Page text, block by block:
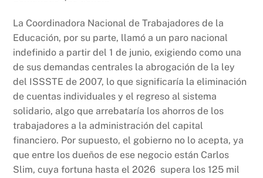
La Coordinadora Nacional de Trabajadores de la
Educación, por su parte, llamó a un paro nacional
indefinido a partir del 1 de junio, exigiendo como una
de sus demandas centrales la abrogación de la ley
del ISSSTE de 2007, lo que significaría la eliminación
de cuentas individuales y el regreso al sistema
solidario, algo que arrebataría los ahorros de los
trabajadores a la administración del capital
financiero. Por supuesto, el gobierno no lo acepta, ya
que entre los dueños de ese negocio están Carlos
Slim, cuya fortuna hasta el 2026 supera los 125 mil